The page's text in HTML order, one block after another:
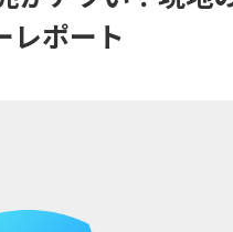
レポート